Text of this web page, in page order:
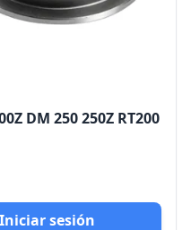
DM 250 250Z RT200
Iniciar sesión